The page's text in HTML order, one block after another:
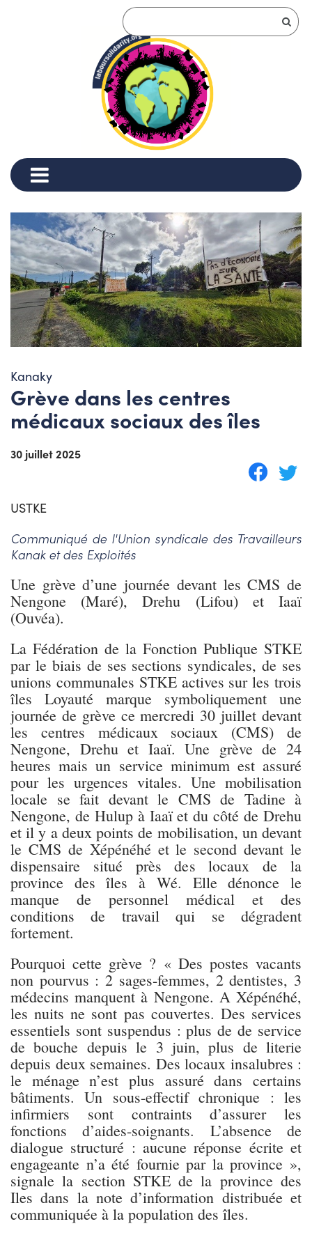
Kanaky
Grève dans les centres
médicaux sociaux des îles
30 juillet 2025
USTKE
Communiqué de l'Union syndicale des Travailleurs
Kanak et des Exploités
Une grève d’une journée devant les CMS de
Nengone (Maré), Drehu (Lifou) et Iaaï
(Ouvéa).
La Fédération de la Fonction Publique STKE
par le biais de ses sections syndicales, de ses
unions communales STKE actives sur les trois
îles Loyauté marque symboliquement une
journée de grève ce mercredi 30 juillet devant
les centres médicaux sociaux (CMS) de
Nengone, Drehu et Iaaï. Une grève de 24
heures mais un service minimum est assuré
pour les urgences vitales. Une mobilisation
locale se fait devant le CMS de Tadine à
Nengone, de Hulup à Iaaï et du côté de Drehu
et il y a deux points de mobilisation, un devant
le CMS de Xépénéhé et le second devant le
dispensaire situé près des locaux de la
province des îles à Wé. Elle dénonce le
manque de personnel médical et des
conditions de travail qui se dégradent
fortement.
Pourquoi cette grève ? « Des postes vacants
non pourvus : 2 sages-femmes, 2 dentistes, 3
médecins manquent à Nengone. A Xépénéhé,
les nuits ne sont pas couvertes. Des services
essentiels sont suspendus : plus de de service
de bouche depuis le 3 juin, plus de literie
depuis deux semaines. Des locaux insalubres :
le ménage n’est plus assuré dans certains
bâtiments. Un sous-effectif chronique : les
infirmiers sont contraints d’assurer les
fonctions d’aides-soignants. L’absence de
dialogue structuré : aucune réponse écrite et
engageante n’a été fournie par la province »,
signale la section STKE de la province des
Iles dans la note d’information distribuée et
communiquée à la population des îles.